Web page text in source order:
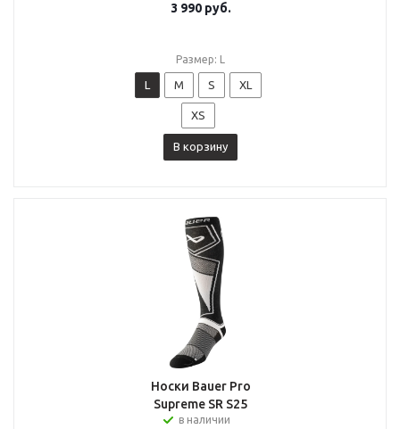
3 990руб.
Размер: L
L M S XL
XS
В корзину
Носки Bauer Pro
Supreme SR S25
в наличии